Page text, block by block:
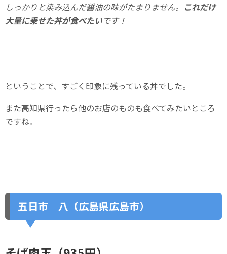
しっかりと染み込んだ醤油の味がたまりません。 これだけ
大量に乗せた丼が食べたいです！
ということで、すごく印象に残っている丼でした。
また高知県行ったら他のお店のものも食べてみたいところ
ですね。
五日市 八（広島県広島市）